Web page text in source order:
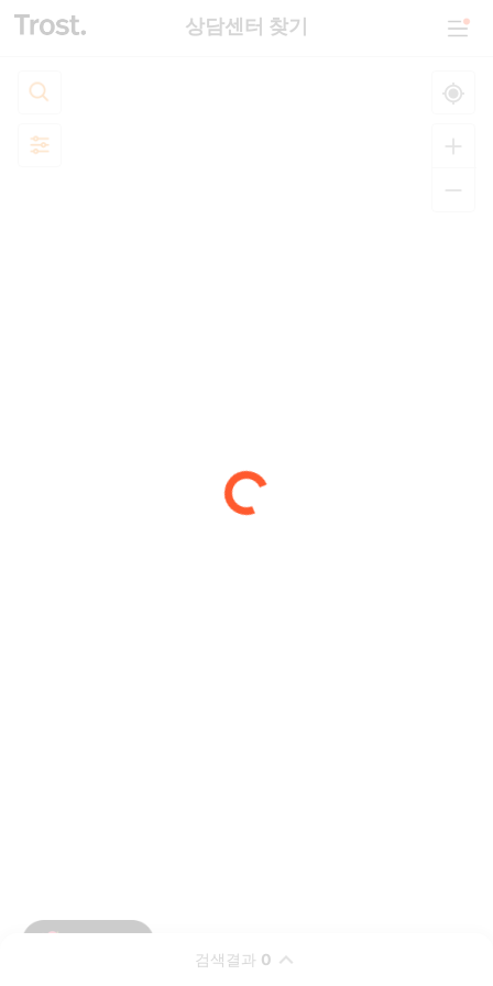
상담센터 찾기
검색결과 0